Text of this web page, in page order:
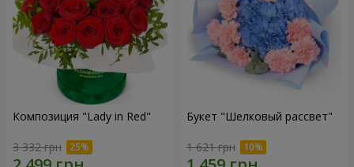
Композиция "Lady in Red"
3 332 грн
Букет "Шелковый рассвет"
1 621 грн